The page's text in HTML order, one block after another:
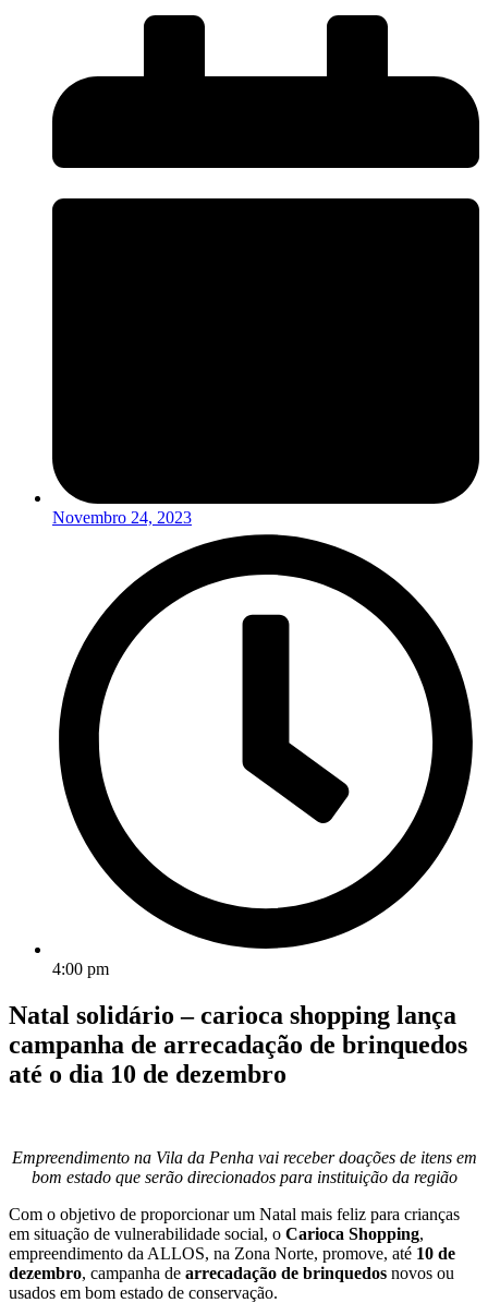
Novembro 24, 2023
4:00 pm
Natal solidário – carioca shopping lança
campanha de arrecadação de brinquedos
até o dia 10 de dezembro
Empreendimento na Vila da Penha vai receber doações de itens em
bom estado que serão direcionados para instituição da região
Com o objetivo de proporcionar um Natal mais feliz para crianças
em situação de vulnerabilidade social, o Carioca Shopping,
empreendimento da ALLOS, na Zona Norte, promove, até 10 de
dezembro, campanha de arrecadação de brinquedos novos ou
usados em bom estado de conservação.